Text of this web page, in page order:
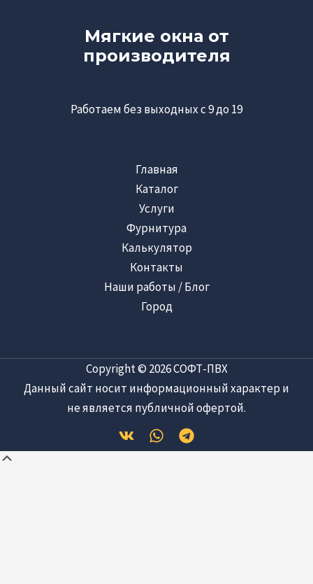
Мягкие окна от
производителя
Работаем без выходных с 9 до 19
Главная
Каталог
Услуги
Фурнитура
Калькулятор
Контакты
Наши работы / Блог
Город
Copyright © 2026 СОФТ-ПВХ
Данный сайт носит информационный характер и
не является публичной офертой.